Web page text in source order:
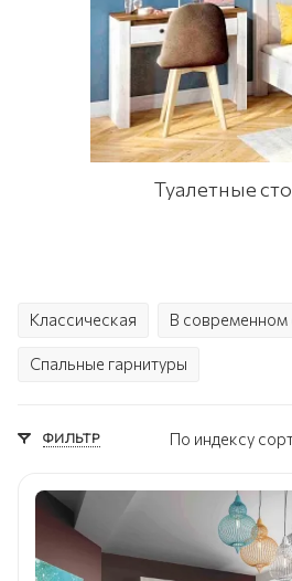
Туалетные
Классическая В современном
Спальные гарнитуры
ФИЛЬТР По индексу